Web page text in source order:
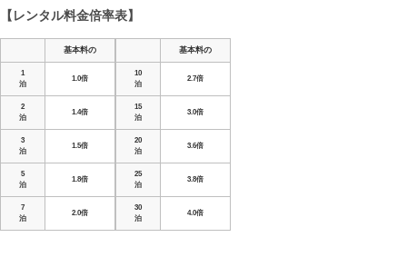
【レンタル料金倍率表】
基本料の
1
泊
1.0倍
2
泊
1.4倍
3
泊
1.5倍
5
泊
1.8倍
7
泊
2.0倍
基本料の
10
泊
2.7倍
15
泊
3.0倍
20
泊
3.6倍
25
泊
3.8倍
30
泊
4.0倍